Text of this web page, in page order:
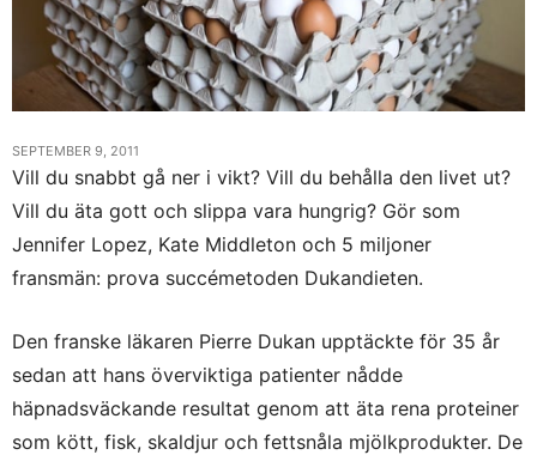
SEPTEMBER 9, 2011
Vill du snabbt gå ner i vikt? Vill du behålla den livet ut?
Vill du äta gott och slippa vara hungrig? Gör som
Jennifer Lopez, Kate Middleton och 5 miljoner
fransmän: prova succémetoden Dukandieten.
Den franske läkaren Pierre Dukan upptäckte för 35 år
sedan att hans överviktiga patienter nådde
häpnadsväckande resultat genom att äta rena proteiner
som kött, fisk, skaldjur och fettsnåla mjölkprodukter. De